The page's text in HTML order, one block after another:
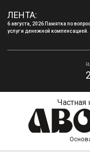
ЛЕНТА:
6 августа, 2026 Памятка по
услуг и денежной компенсацией.
Частная